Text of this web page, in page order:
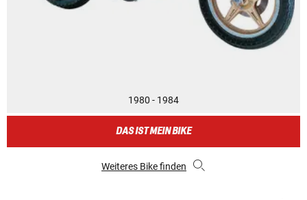
1980 - 1984
DAS IST MEIN BIKE
Weiteres Bike finden